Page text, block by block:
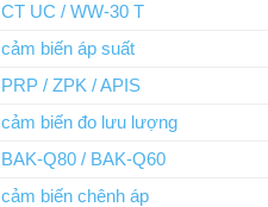
CT UC / WW-30 T
cảm biến áp suất
PRP / ZPK / APIS
cảm biến đo lưu lượng
BAK-Q80 / BAK-Q60
cảm biến chênh áp